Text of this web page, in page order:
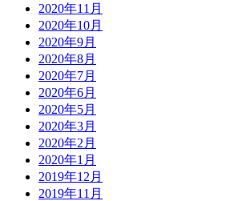
2020年11月
2020年10月
2020年9月
2020年8月
2020年7月
2020年6月
2020年5月
2020年3月
2020年2月
2020年1月
2019年12月
2019年11月